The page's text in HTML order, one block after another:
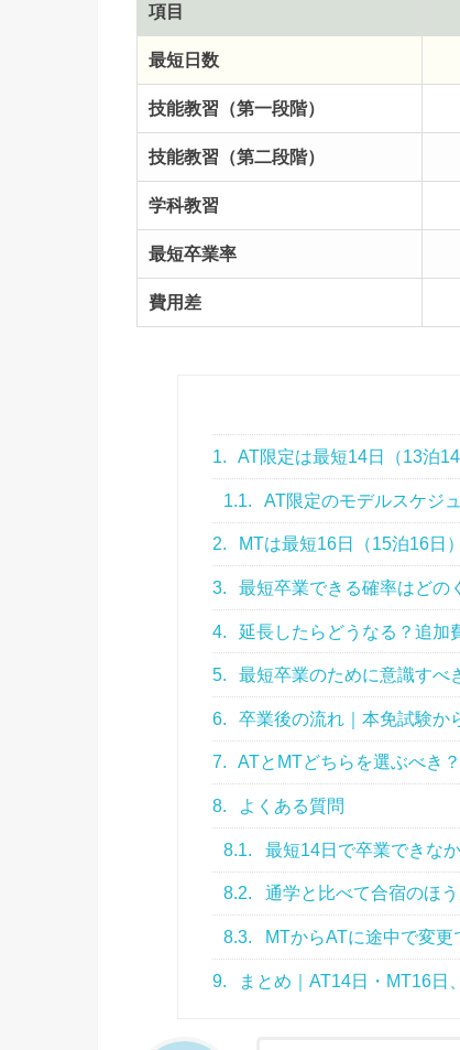
項目
最短日数
技能教習（第一段階）
技能教習（第二段階）
学科教習
最短卒業率
費用差
1. AT限定は最短14日（13泊14
1.1. AT限定のモデルスケジ
2. MTは最短16日（15泊16日）
3. 最短卒業できる確率はどの
4. 延長したらどうなる？追加
5. 最短卒業のために意識すべ
6. 卒業後の流れ｜本免試験か
7. ATとMTどちらを選ぶべき？
8. よくある質問
8.1. 最短14日で卒業できな
8.2. 通学と比べて合宿のほ
8.3. MTからATに途中で変更
9. まとめ｜AT14日・MT16日